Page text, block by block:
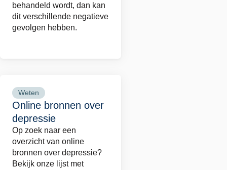
behandeld wordt, dan kan
dit verschillende negatieve
gevolgen hebben.
depressie
Online bronnen over
depressie
Weten
Op zoek naar een
overzicht van online
bronnen over depressie?
Bekijk onze lijst met
Lees
meer
over
Online
bronnen
over